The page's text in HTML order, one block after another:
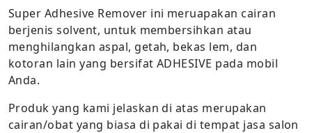
Super Adhesive Remover ini meruapakan cairan
berjenis solvent, untuk membersihkan atau
menghilangkan aspal, getah, bekas lem, dan
kotoran lain yang bersifat ADHESIVE pada mobil
Anda.
Produk yang kami jelaskan di atas merupakan
cairan/obat yang biasa di pakai di tempat jasa salon